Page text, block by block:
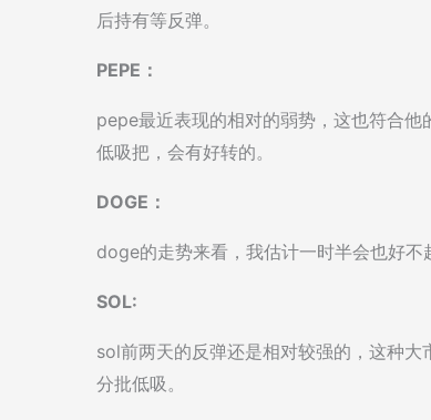
后持有等反弹。
PEPE：
pepe最近表现的相对的弱势，这也符合
低吸把，会有好转的。
DOGE：
doge的走势来看，我估计一时半会也好不
SOL:
sol前两天的反弹还是相对较强的，这种
分批低吸。